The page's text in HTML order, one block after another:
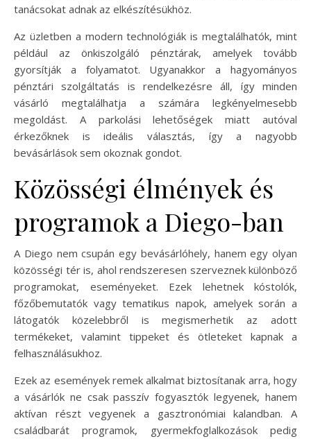
tanácsokat adnak az elkészítésükhöz.
Az üzletben a modern technológiák is megtalálhatók, mint
például az önkiszolgáló pénztárak, amelyek tovább
gyorsítják a folyamatot. Ugyanakkor a hagyományos
pénztári szolgáltatás is rendelkezésre áll, így minden
vásárló megtalálhatja a számára legkényelmesebb
megoldást. A parkolási lehetőségek miatt autóval
érkezőknek is ideális választás, így a nagyobb
bevásárlások sem okoznak gondot.
Közösségi élmények és
programok a Diego-ban
A Diego nem csupán egy bevásárlóhely, hanem egy olyan
közösségi tér is, ahol rendszeresen szerveznek különböző
programokat, eseményeket. Ezek lehetnek kóstolók,
főzőbemutatók vagy tematikus napok, amelyek során a
látogatók közelebbről is megismerhetik az adott
termékeket, valamint tippeket és ötleteket kapnak a
felhasználásukhoz.
Ezek az események remek alkalmat biztosítanak arra, hogy
a vásárlók ne csak passzív fogyasztók legyenek, hanem
aktívan részt vegyenek a gasztronómiai kalandban. A
családbarát programok, gyermekfoglalkozások pedig